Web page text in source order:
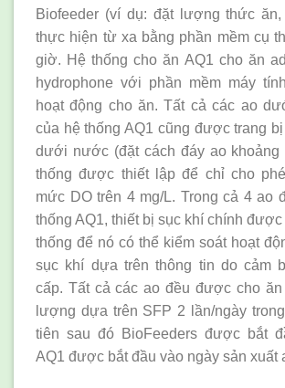
Biofeeder (ví dụ: đặt lượng thức
thực hiện từ xa bằng phần mềm cụ
giờ. Hệ thống cho ăn AQ1 cho ăn
hydrophone với phần mềm máy
hoạt động cho ăn. Tất cả các ao
của hệ thống AQ1 cũng được trang
dưới nước (đặt cách đáy ao khoảng
thống được thiết lập để chỉ cho
mức DO trên 4 mg/L. Trong cả 4 ao
thống AQ1, thiết bị sục khí chính
thống để nó có thể kiểm soát hoạt
sục khí dựa trên thông tin do cảm
cấp. Tất cả các ao đều được cho ăn
lượng dựa trên SFP 2 lần/ngày
tiên sau đó BioFeeders được bắt
AQ1 được bắt đầu vào ngày sản xuất